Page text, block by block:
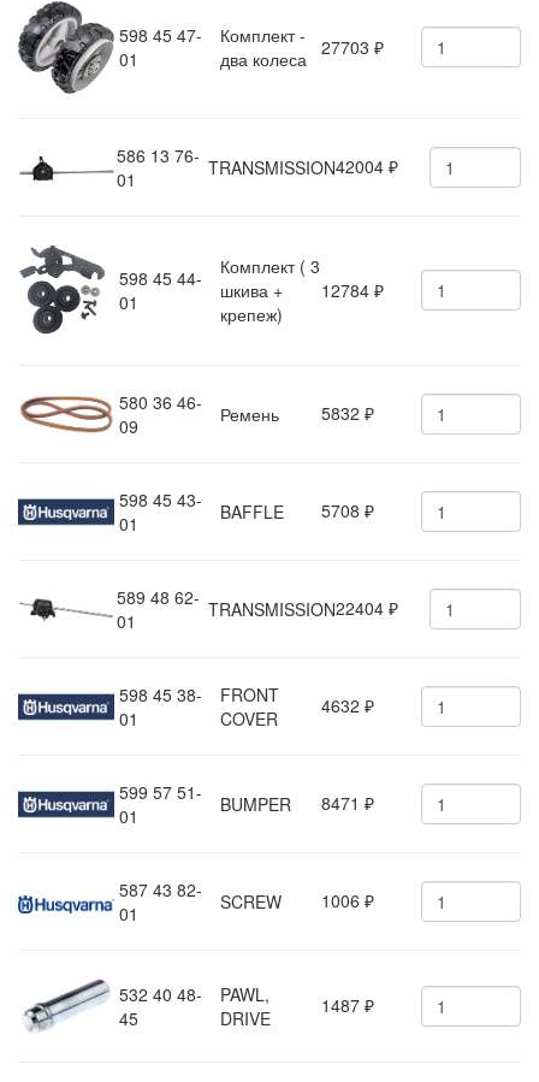
598 45 47-
01
Комплект -
два колеса 27703 ₽
586 13 76-
01
TRANSMISSION42004 ₽
598 45 44-
01
Комплект ( 3
шкива +
крепеж)
12784 ₽
580 36 46-
09
Ремень 5832 ₽
598 45 43-
01
BAFFLE 5708 ₽
589 48 62-
01
TRANSMISSION22404 ₽
598 45 38-
01
FRONT
COVER
4632 ₽
599 57 51-
01
BUMPER 8471 ₽
587 43 82-
01
SCREW 1006 ₽
532 40 48-
45
PAWL,
DRIVE
1487 ₽